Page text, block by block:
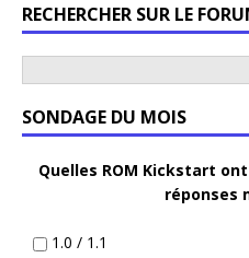
RECHERCHER SUR LE
SONDAGE DU MOIS
Quelles ROM Kickstart
réponses
1.0 / 1.1